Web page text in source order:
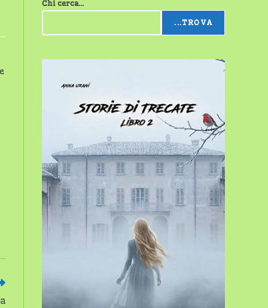
sul
Chi cerca...
...TROVA